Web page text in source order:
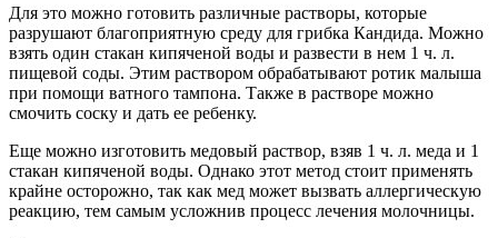
Для это можно готовить различные растворы, которые
разрушают благоприятную среду для грибка Кандида. Можно
взять один стакан кипяченой воды и развести в нем 1 ч. л.
пищевой соды. Этим раствором обрабатывают ротик малыша
при помощи ватного тампона. Также в растворе можно
смочить соску и дать ее ребенку.
Еще можно изготовить медовый раствор, взяв 1 ч. л. меда и 1
стакан кипяченой воды. Однако этот метод стоит применять
крайне осторожно, так как мед может вызвать аллергическую
реакцию, тем самым усложнив процесс лечения молочницы.